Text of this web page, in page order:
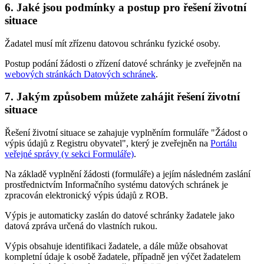
6. Jaké jsou podmínky a postup pro řešení životní
situace
Žadatel musí mít zřízenu datovou schránku fyzické osoby.
Postup podání žádosti o zřízení datové schránky je zveřejněn na
webových stránkách Datových schránek.
7. Jakým způsobem můžete zahájit řešení životní
situace
Řešení životní situace se zahajuje vyplněním formuláře "Žádost o
výpis údajů z Registru obyvatel", který je zveřejněn na Portálu
veřejné správy (v sekci Formuláře).
Na základě vyplnění žádosti (formuláře) a jejím následném zaslání
prostřednictvím Informačního systému datových schránek je
zpracován elektronický výpis údajů z ROB.
Výpis je automaticky zaslán do datové schránky žadatele jako
datová zpráva určená do vlastních rukou.
Výpis obsahuje identifikaci žadatele, a dále může obsahovat
kompletní údaje k osobě žadatele, případně jen výčet žadatelem